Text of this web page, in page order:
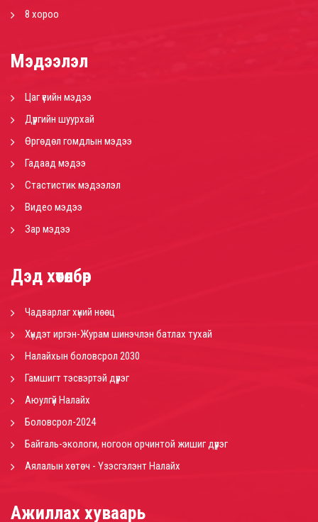
8 хороо
Мэдээлэл
Цаг үеийн мэдээ
Дүүргийн шуурхай
Өргөдөл гомдлын мэдээ
Гадаад мэдээ
Стастистик мэдээлэл
Видео мэдээ
Зар мэдээ
Дэд хөтөлбөр
Чадварлаг хүний нөөц
Хүндэт иргэн-Журам шинэчлэн батлах тухай
Налайхын боловсрол 2030
Гамшигт тэсвэртэй дүүрэг
Аюулгүй Налайх
Боловсрол-2024
Байгаль-экологи, ногоон орчинтой жишиг дүүрэг
Аялалын хөтөч - Үзэсгэлэнт Налайх
Ажиллах хуваарь